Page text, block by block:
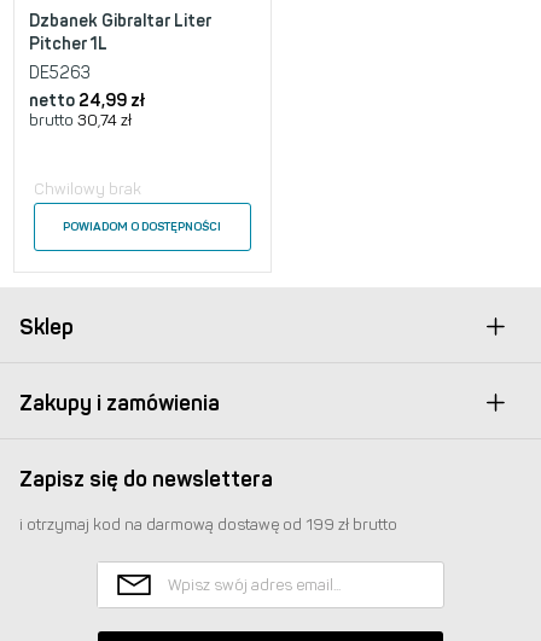
Dzbanek Gibraltar Liter
Pitcher 1L
DE5263
netto 24,99 zł
brutto 30,74 zł
Chwilowy brak
POWIADOM O DOSTĘPNOŚCI
Sklep
Zakupy i zamówienia
Zapisz się do newslettera
i otrzymaj kod na darmową dostawę od 199 zł brutto